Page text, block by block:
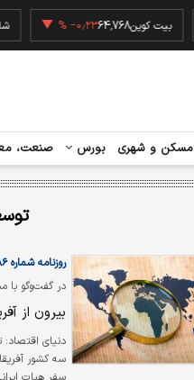
بیت کوین64,768‎−۰٫۲۳ %
مسکن و شهری بورس صنعت،
در گفت‌وگو با
روزنامه شماره ۶۱۸۶
بیرون از
دنیای اقتصاد: